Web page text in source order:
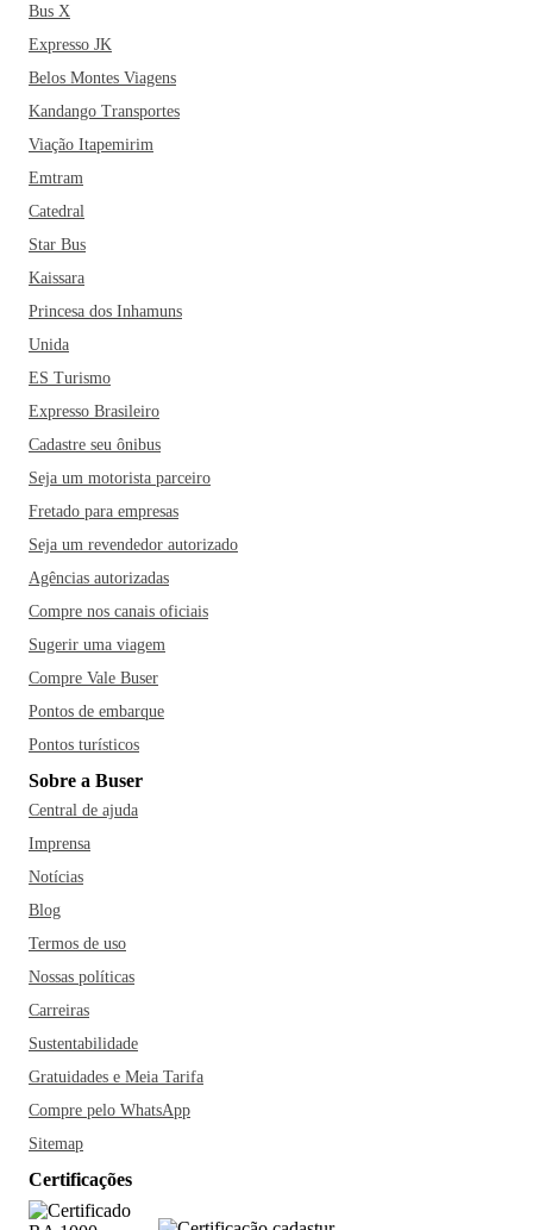
Bus X
Expresso JK
Belos Montes Viagens
Kandango Transportes
Viação Itapemirim
Emtram
Catedral
Star Bus
Kaissara
Princesa dos Inhamuns
Unida
ES Turismo
Expresso Brasileiro
Cadastre seu ônibus
Seja um motorista parceiro
Fretado para empresas
Seja um revendedor autorizado
Agências autorizadas
Compre nos canais oficiais
Sugerir uma viagem
Compre Vale Buser
Pontos de embarque
Pontos turísticos
Sobre a Buser
Central de ajuda
Imprensa
Notícias
Blog
Termos de uso
Nossas políticas
Carreiras
Sustentabilidade
Gratuidades e Meia Tarifa
Compre pelo WhatsApp
Sitemap
Certificações